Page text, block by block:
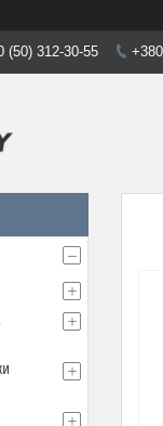
(50) 312-30-55